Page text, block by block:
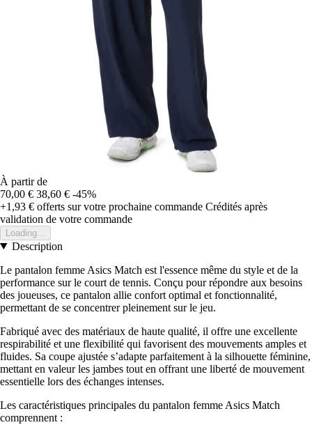
À partir de
70,00 € 38,60 € -45%
+1,93 € offerts sur votre prochaine commande Crédités après
validation de votre commande
Loading...
Description
Le pantalon femme Asics Match est l'essence même du style et de la
performance sur le court de tennis. Conçu pour répondre aux besoins
des joueuses, ce pantalon allie confort optimal et fonctionnalité,
permettant de se concentrer pleinement sur le jeu.
Fabriqué avec des matériaux de haute qualité, il offre une excellente
respirabilité et une flexibilité qui favorisent des mouvements amples et
fluides. Sa coupe ajustée s’adapte parfaitement à la silhouette féminine,
mettant en valeur les jambes tout en offrant une liberté de mouvement
essentielle lors des échanges intenses.
Les caractéristiques principales du pantalon femme Asics Match
comprennent :